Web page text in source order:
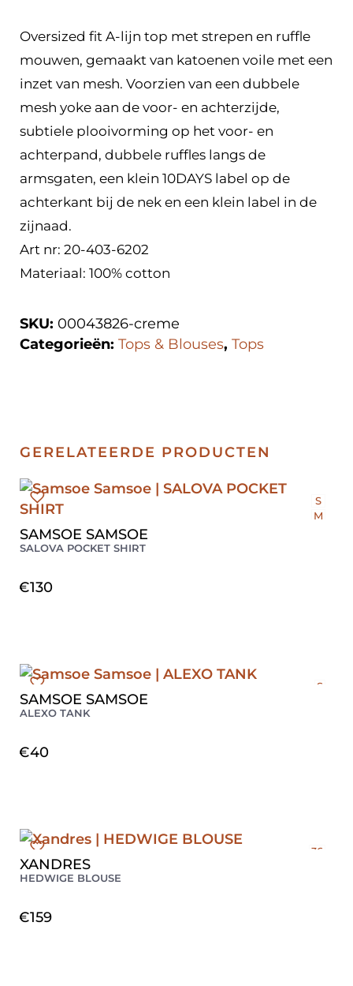
Oversized fit A-lijn top met strepen en ruffle
mouwen, gemaakt van katoenen voile met een
inzet van mesh. Voorzien van een dubbele
mesh yoke aan de voor- en achterzijde,
subtiele plooivorming op het voor- en
achterpand, dubbele ruffles langs de
armsgaten, een klein 10DAYS label op de
achterkant bij de nek en een klein label in de
zijnaad.
Art nr: 20-403-6202
Materiaal: 100% cotton
SKU: 00043826-creme
Categorieën: Tops & Blouses, Tops
GERELATEERDE PRODUCTEN
SAMSOE SAMSOE
SALOVA POCKET SHIRT
€130
S
M
SAMSOE SAMSOE
ALEXO TANK
€40
S
XANDRES
HEDWIGE BLOUSE
€159
36